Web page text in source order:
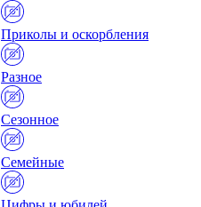
Приколы и оскорбления
Разное
Сезонное
Семейные